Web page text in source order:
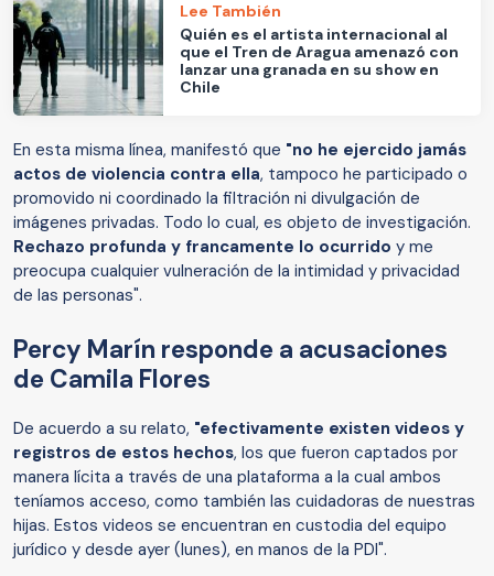
Lee También
Quién es el artista internacional al
que el Tren de Aragua amenazó con
lanzar una granada en su show en
Chile
En esta misma línea, manifestó que "no he ejercido jamás
actos de violencia contra ella, tampoco he participado o
promovido ni coordinado la filtración ni divulgación de
imágenes privadas. Todo lo cual, es objeto de investigación.
Rechazo profunda y francamente lo ocurrido y me
preocupa cualquier vulneración de la intimidad y privacidad
de las personas".
Percy Marín responde a acusaciones
de Camila Flores
De acuerdo a su relato, "efectivamente existen videos y
registros de estos hechos, los que fueron captados por
manera lícita a través de una plataforma a la cual ambos
teníamos acceso, como también las cuidadoras de nuestras
hijas. Estos videos se encuentran en custodia del equipo
jurídico y desde ayer (lunes), en manos de la PDI".